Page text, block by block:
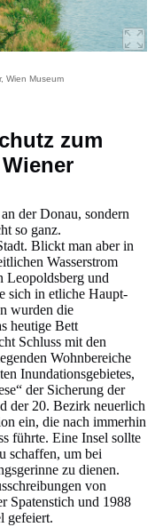
Wien Museum
zum
der Donau, sondern
so ganz.
Blickt man aber in
Wasserstrom
Leopoldsberg und
sich in etliche Haupt-
wurden die
heutige Bett
Schluss mit den
Wohnbereiche
Inundationsgebietes,
der Sicherung der
der 20. Bezirk neuerlich
ein, die nach immerhin
führte. Eine Insel sollte
schaffen, um bei
zu dienen.
von
Spatenstich und 1988
gefeiert.